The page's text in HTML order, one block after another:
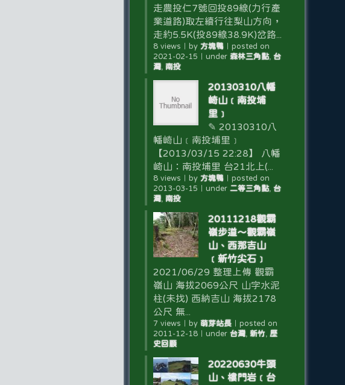
走農投仁7號回投89線(力行產
業道路)取左續行往梨山方向，
走約5.5K(投89線38.9K)岔路...
8 views by 方塊鴨｜ posted on
2021-02-15
under 森林三角點, 台
灣, 南投
20130310八幡
崎山﹝南投埔
里﹞
✎ 20130310八
幡崎山﹝南投埔里﹞
【2013/03/15 22:28】 八幡
崎山：南投埔里 台21北上(...
8 views by 方塊鴨｜ posted on
2013-03-15
under 二等三角點, 台
灣, 南投
20111218觀霸
嶺步道～觀霸嶺
山、西那吉山
﹝新竹尖石﹞
2021/06/29 整理上傳 觀霸
嶺山 海拔2069公尺 山字水泥
柱(未找) 西納吉山 海拔2178
公尺 無...
7 views by 萌芽站長｜ posted on
2011-12-18｜ under 台灣, 新竹, 歷
史回顧
20220630牛頭
山、樓門岩﹝台